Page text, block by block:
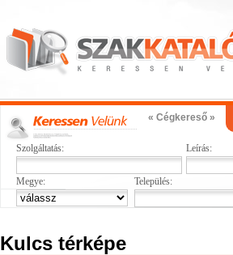
« Cégkereső »
Szolgáltatás: Leírás:
Megye: Település:
Kulcs térképe